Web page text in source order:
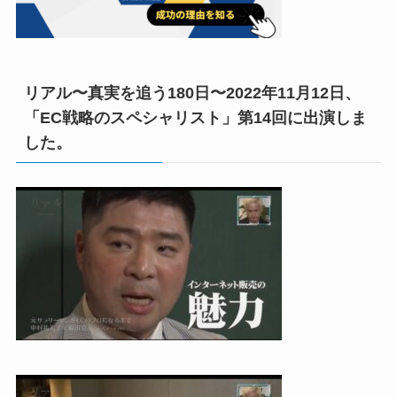
リアル〜真実を追う180日〜2022年11月12日、
「EC戦略のスペシャリスト」第14回に出演しま
した。